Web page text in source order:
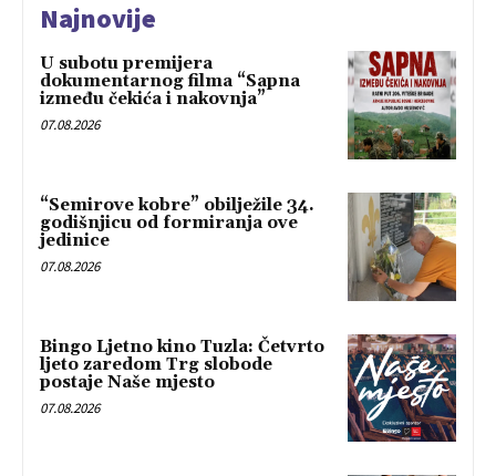
Najnovije
U subotu premijera
dokumentarnog filma “Sapna
između čekića i nakovnja”
07.08.2026
“Semirove kobre” obilježile 34.
godišnjicu od formiranja ove
jedinice
07.08.2026
Bingo Ljetno kino Tuzla: Četvrto
ljeto zaredom Trg slobode
postaje Naše mjesto
07.08.2026